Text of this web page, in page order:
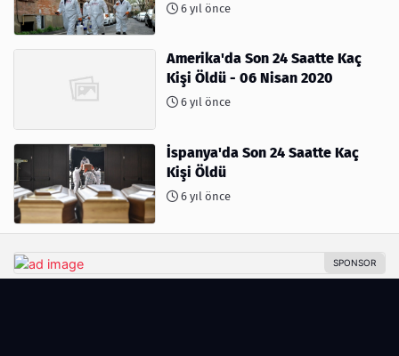
6 yıl önce
Amerika'da Son 24 Saatte Kaç
Kişi Öldü - 06 Nisan 2020
6 yıl önce
İspanya'da Son 24 Saatte Kaç
Kişi Öldü
6 yıl önce